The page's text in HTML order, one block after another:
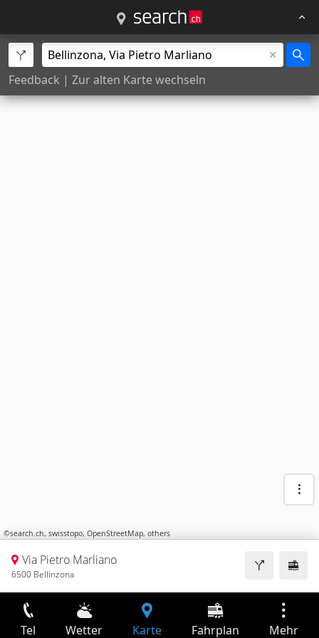
Feedback | Zur alten Karte wechseln
©search.ch, swisstopo, OpenStreetMap, others
Via Pietro Marliano
6500 Bellinzona
Tel Wetter Karte Fahrplan Mehr